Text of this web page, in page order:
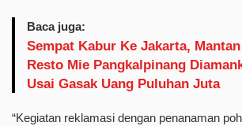
Baca juga:
Sempat Kabur Ke Jakarta,
Resto Mie Pangkalpinang
Usai Gasak Uang Puluhan Juta
“Kegiatan reklamasi dengan penanaman